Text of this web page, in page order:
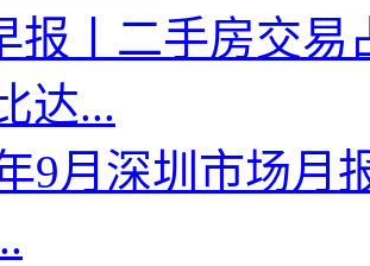
报丨二手房交
达...
9月深圳市场月